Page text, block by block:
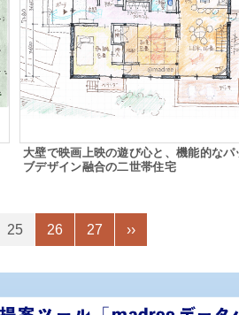
大壁で映画上映の遊び心と、機能的なパ
ブデザイン融合の二世帯住宅
25 26 27 ››